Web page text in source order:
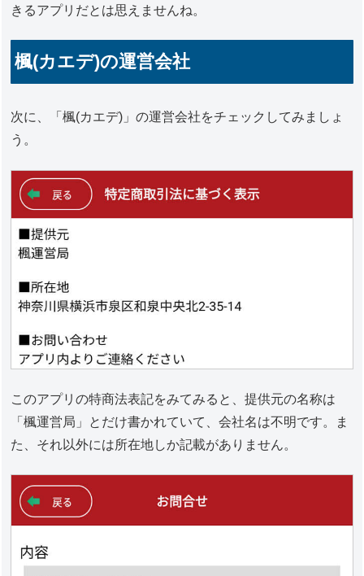
きるアプリだとは思えませんね。
楓(カエデ)の運営会社
次に、「楓(カエデ)」の運営会社をチェックしてみましょ
う。
このアプリの特商法表記をみてみると、提供元の名称は
「楓運営局」とだけ書かれていて、会社名は不明です。ま
た、それ以外には所在地しか記載がありません。